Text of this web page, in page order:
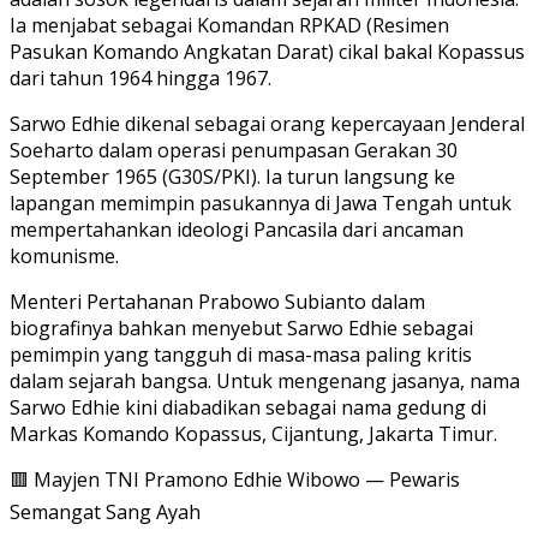
Ia menjabat sebagai Komandan RPKAD (Resimen
Pasukan Komando Angkatan Darat) cikal bakal Kopassus
dari tahun 1964 hingga 1967.
Sarwo Edhie dikenal sebagai orang kepercayaan Jenderal
Soeharto dalam operasi penumpasan Gerakan 30
September 1965 (G30S/PKI). Ia turun langsung ke
lapangan memimpin pasukannya di Jawa Tengah untuk
mempertahankan ideologi Pancasila dari ancaman
komunisme.
Menteri Pertahanan Prabowo Subianto dalam
biografinya bahkan menyebut Sarwo Edhie sebagai
pemimpin yang tangguh di masa-masa paling kritis
dalam sejarah bangsa. Untuk mengenang jasanya, nama
Sarwo Edhie kini diabadikan sebagai nama gedung di
Markas Komando Kopassus, Cijantung, Jakarta Timur.
🟥 Mayjen TNI Pramono Edhie Wibowo — Pewaris
Semangat Sang Ayah